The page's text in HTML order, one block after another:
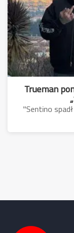
Trueman
"Sentino